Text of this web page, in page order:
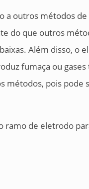
a outros métodos de
do que outros
Além disso, o
fumaça ou gases
métodos, pois pode
ramo de eletrodo